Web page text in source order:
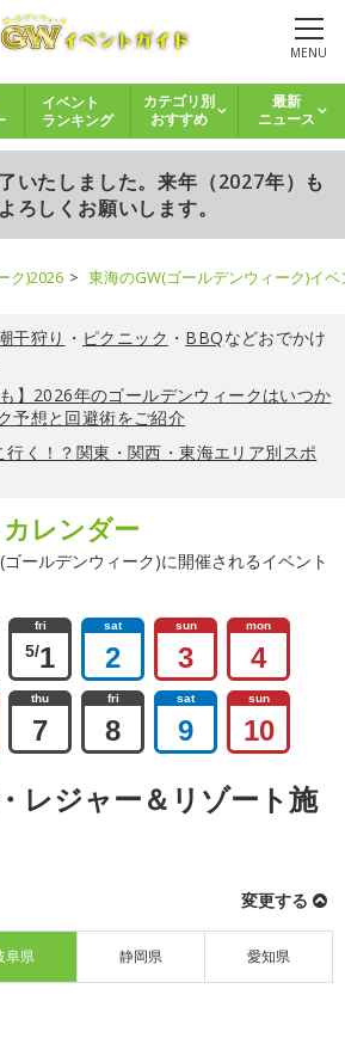
MENU
イベント
ランキング
カテゴリ別
おすすめ
最新
ニュース
いたしました。来年（2027年）も
ろしくお願いします。
ク)2026 東海のGW(ゴールデンウィーク)イ
干狩り ・ ピクニック ・ BBQなどおでかけ
も】2026年のゴールデンウィークはいつか
予想と回避術をご紹介
行く！？関東・関西・東海エリア別スポ
レンダー
ールデンウィーク)に開催されるイベント
fri
5/1
sat
2
sun
3
mon
4
thu
7
fri
8
sat
9
sun
10
レジャー＆リゾート施
変更する
阜県 静岡県 愛知県